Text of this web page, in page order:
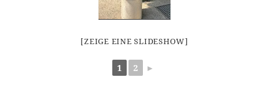
[ZEIGE EINE SLIDESHOW]
1 2 ►